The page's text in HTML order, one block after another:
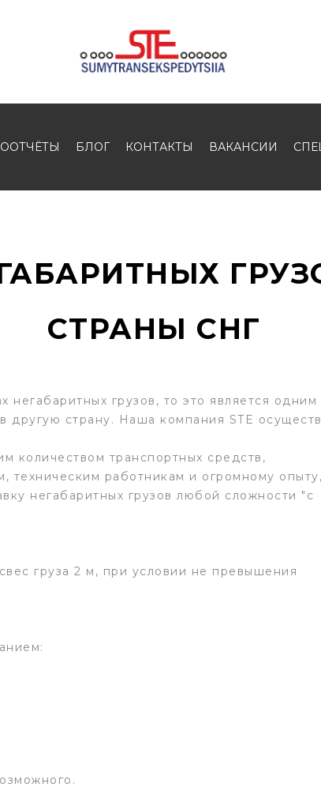
БЛОГ КОНТАКТЫ ВАКАНСИИ
СТРАНЫ СНГ
грузов, то это является
другую страну. Наша компания STE
количеством транспортных средств,
техническим работникам и огромному опыту,
негабаритных грузов любой сложности "с
груза 2 м, при условии не превышения